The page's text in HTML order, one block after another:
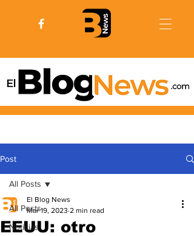
Post
All Posts
Noticias
All Posts
EEUU: otro
El Blog News
Mar 19, 2023 2 min read